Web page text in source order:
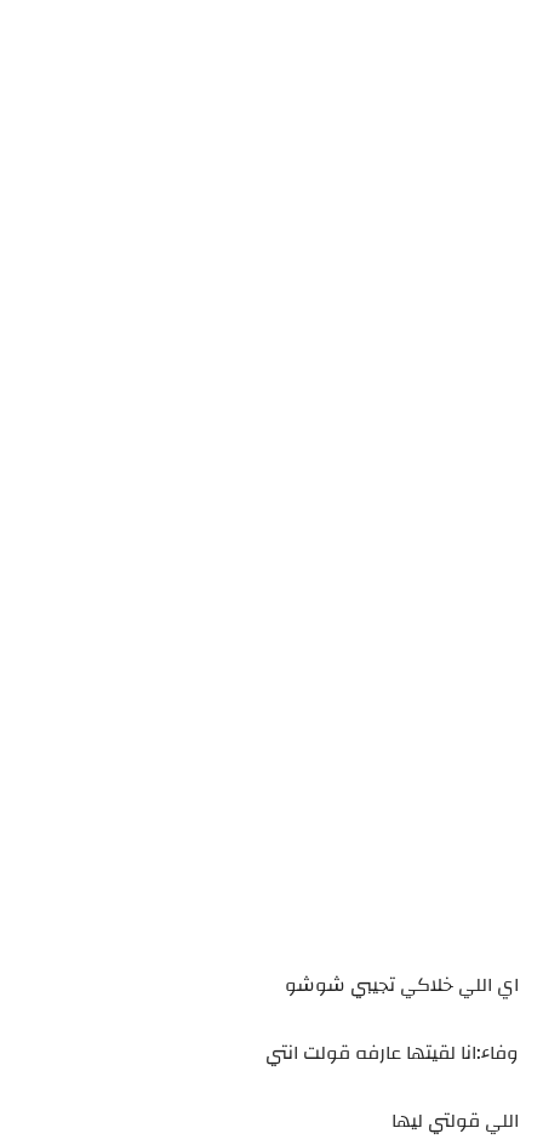
اي اللي خلاكي تجيبي شوشو
وفاء:انا لقيتها عارفه قولت انتي
اللي قولتي ليها